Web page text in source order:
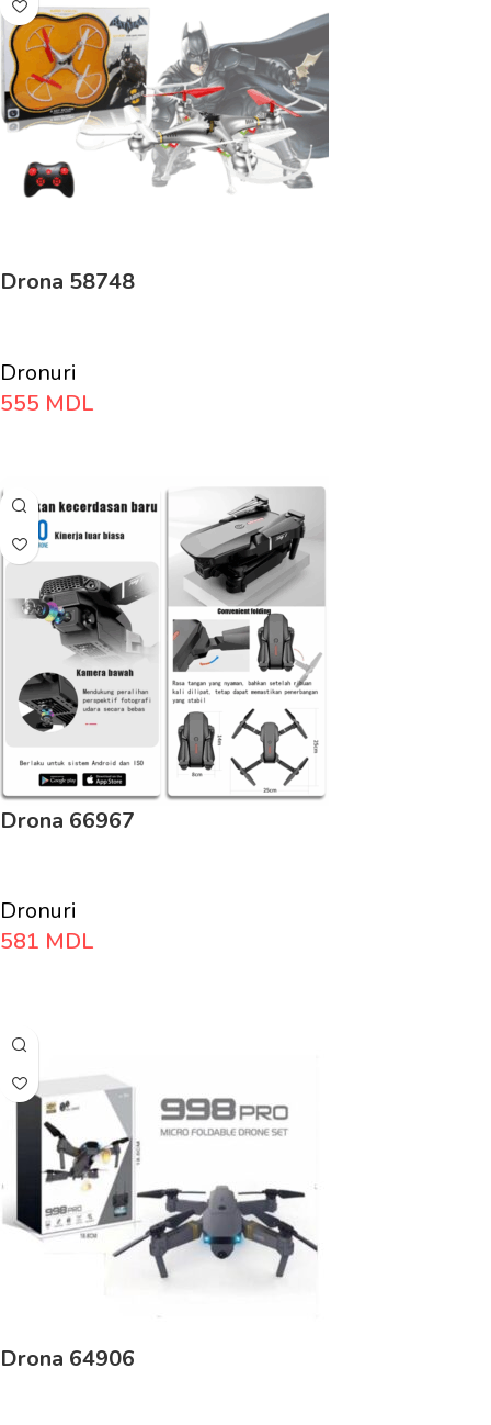
Drona 58748
Dronuri
555 MDL
Drona 66967
Dronuri
581 MDL
Drona 64906